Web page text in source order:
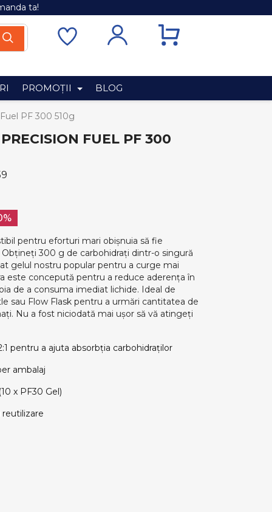
ta!
PROMOȚII BLOG
PF 300 510g
FUEL PF 300
pentru eforturi mari obișnuia să fie
300 g de carbohidrați dintr-o singură
gelul nostru popular pentru a curge mai
este concepută pentru a reduce aderența în
de a consuma imediat lichide. Ideal de
sau Flow Flask pentru a urmări cantitatea de
Nu a fost niciodată mai ușor să vă atingeți
pentru a ajuta absorbția carbohidraților
ambalaj
x PF30 Gel)